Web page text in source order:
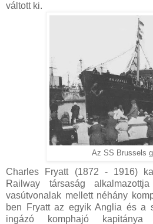
váltott ki.
Az SS Brussels
Charles Fryatt (1872 - 1916)
Railway társaság
vasútvonalak mellett néhány
ben Fryatt az egyik Anglia és a
ingázó komphajó